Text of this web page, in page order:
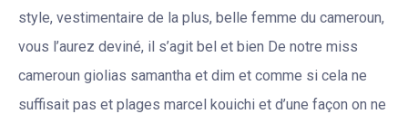
style, vestimentaire de la plus, belle femme du cameroun,
vous l’aurez deviné, il s’agit bel et bien De notre miss
cameroun giolias samantha et dim et comme si cela ne
suffisait pas et plages marcel kouichi et d’une façon on ne